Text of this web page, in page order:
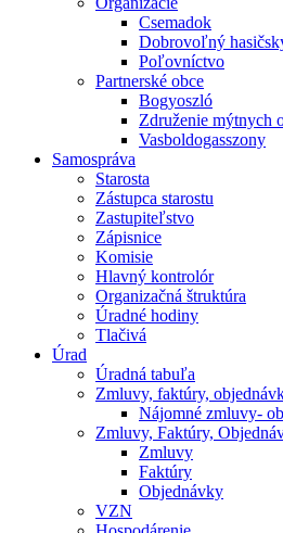
Csemadok
Dobrovoľný
Poľovníctvo
Partnerské obce
Bogyoszló
Združenie mýtnych
Vasboldogasszony
Samospráva
Starosta
Zástupca starostu
Zastupiteľstvo
Zápisnice
Komisie
Hlavný kontrolór
Organizačná štruktúra
Úradné hodiny
Tlačivá
Úrad
Úradná tabuľa
Zmluvy, faktúry,
Nájomné zmluvy-
Zmluvy, Faktúry,
Zmluvy
Faktúry
Objednávky
VZN